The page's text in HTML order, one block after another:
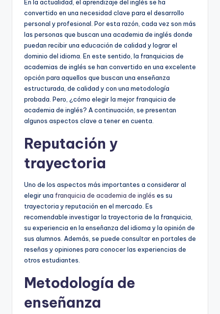
En la actualidad, el aprendizaje del inglés se ha
convertido en una necesidad clave para el desarrollo
personal y profesional. Por esta razón, cada vez son más
las personas que buscan una academia de inglés donde
puedan recibir una educación de calidad y lograr el
dominio del idioma. En este sentido, la franquicias de
academias de inglés se han convertido en una excelente
opción para aquellos que buscan una enseñanza
estructurada, de calidad y con una metodología
probada. Pero, ¿cómo elegir la mejor franquicia de
academia de inglés? A continuación, se presentan
algunos aspectos clave a tener en cuenta.
Reputación y
trayectoria
Uno de los aspectos más importantes a considerar al
elegir una franquicia de academia de inglés es su
trayectoria y reputación en el mercado. Es
recomendable investigar la trayectoria de la franquicia,
su experiencia en la enseñanza del idioma y la opinión de
sus alumnos. Además, se puede consultar en portales de
reseñas y opiniones para conocer las experiencias de
otros estudiantes.
Metodología de
enseñanza